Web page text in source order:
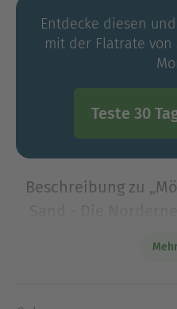
Entdecke diesen
mit der Flatrate von
Teste 30
Beschreibung zu
ermordet, mit den